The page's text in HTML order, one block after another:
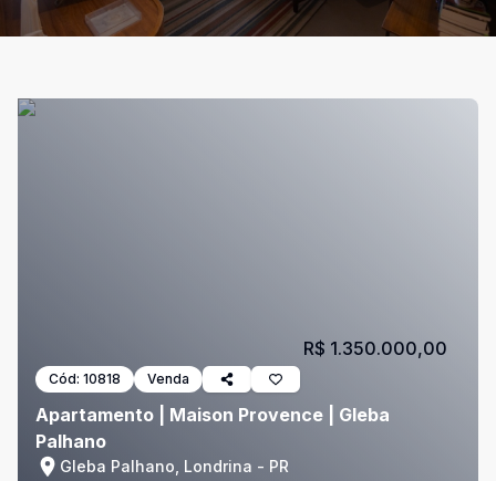
Cód: 10818 Venda
Apartamento | Maison Provence | Gleba
Palhano
Gleba Palhano, Londrina - PR
R$ 1.350.000,00